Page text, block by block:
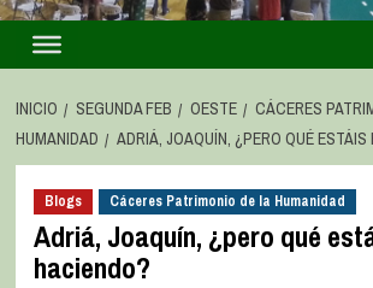
INICIO SEGUNDA FEB OESTE
CÁCERES
HUMANIDAD
ADRIÁ, JOAQUÍN, ¿PERO QUÉ ESTÁIS
Blogs Cáceres Patrimonio de la Humanidad
Adriá, Joaquín, ¿pero qué
haciendo?